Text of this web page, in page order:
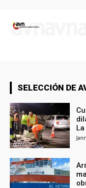
SELECCIÓN DE